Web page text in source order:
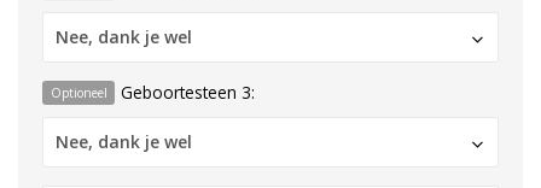
Nee, dank je wel
Optioneel Geboortesteen 3:
Nee, dank je wel